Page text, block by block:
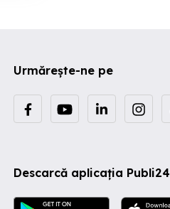
Urmărește-ne pe
Descarcă aplicația Publi24